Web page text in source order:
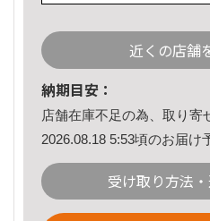
近くの店舗
納期目安：
店舗在庫不足の為、取り寄
2026.08.18 5:53頃のお届け
受け取り方法